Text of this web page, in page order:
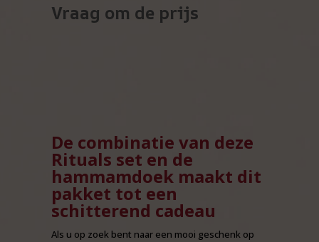
Vraag om de prijs
De combinatie van deze
Rituals set en de
hammamdoek maakt dit
pakket tot een
schitterend cadeau
Als u op zoek bent naar een mooi geschenk op